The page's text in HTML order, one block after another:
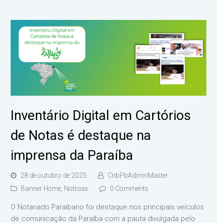
Inventário Digital em Cartórios
de Notas é destaque na
imprensa da Paraíba
28 de outubro de 2025
CnbPbAdminMaster
Banner Home, Notícias 0 Comments
O Notariado Paraibano foi destaque nos principais veículos
de comunicação da Paraíba com a pauta divulgada pelo